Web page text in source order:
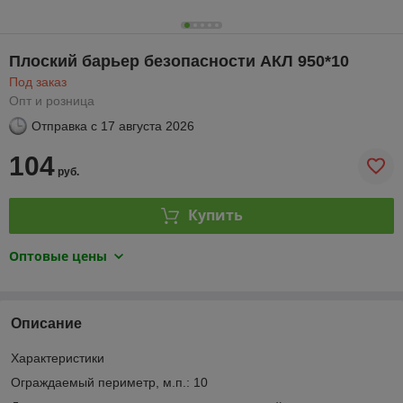
Плоский барьер безопасности АКЛ 950*10
Под заказ
Опт и розница
Отправка с 17 августа 2026
104 руб.
Купить
Оптовые цены
Описание
Характеристики
Ограждаемый периметр, м.п.: 10